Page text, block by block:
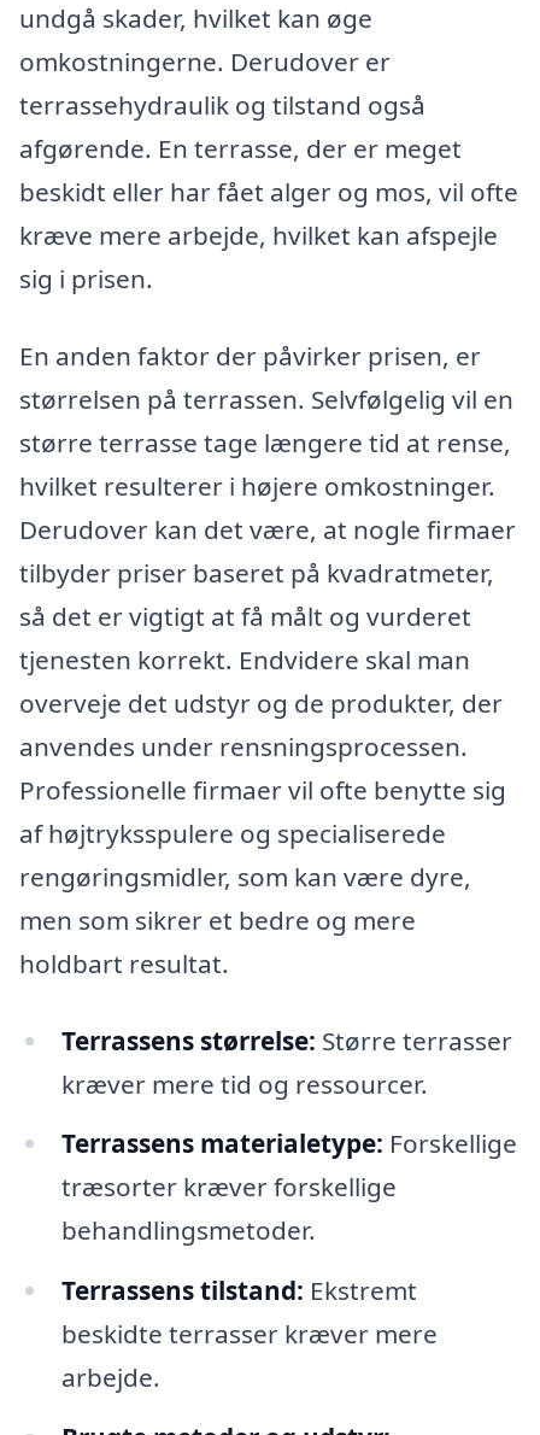
undgå skader, hvilket kan øge
omkostningerne. Derudover er
terrassehydraulik og tilstand også
afgørende. En terrasse, der er meget
beskidt eller har fået alger og mos, vil ofte
kræve mere arbejde, hvilket kan afspejle
sig i prisen.
En anden faktor der påvirker prisen, er
størrelsen på terrassen. Selvfølgelig vil en
større terrasse tage længere tid at rense,
hvilket resulterer i højere omkostninger.
Derudover kan det være, at nogle firmaer
tilbyder priser baseret på kvadratmeter,
så det er vigtigt at få målt og vurderet
tjenesten korrekt. Endvidere skal man
overveje det udstyr og de produkter, der
anvendes under rensningsprocessen.
Professionelle firmaer vil ofte benytte sig
af højtryksspulere og specialiserede
rengøringsmidler, som kan være dyre,
men som sikrer et bedre og mere
holdbart resultat.
Terrassens størrelse: Større terrasser
kræver mere tid og ressourcer.
Terrassens materialetype: Forskellige
træsorter kræver forskellige
behandlingsmetoder.
Terrassens tilstand: Ekstremt
beskidte terrasser kræver mere
arbejde.